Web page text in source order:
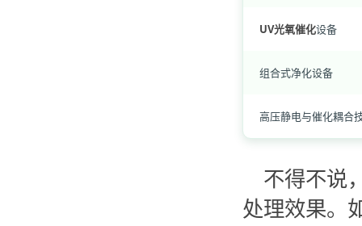
UV光氧催化设备
组合式净化设备
高压静电与催化耦合
不得不说
处理效果。